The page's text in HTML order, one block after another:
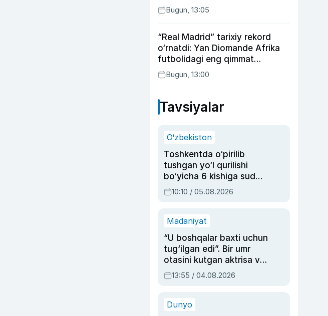
suhbatlashdi
Bugun, 13:05
“Real Madrid” tarixiy rekord
o‘rnatdi: Yan Diomande Afrika
futbolidagi eng qimmat
transferga aylandi
Bugun, 13:00
Tavsiyalar
O‘zbekiston
Toshkentda o‘pirilib
tushgan yo‘l qurilishi
bo‘yicha 6 kishiga sud
hukmi o‘qildi
10:10 / 05.08.2026
Madaniyat
“U boshqalar baxti uchun
tug‘ilgan edi”. Bir umr
otasini kutgan aktrisa va
dublyaj ustasi Rimma
Ahmedovaning
13:55 / 04.08.2026
Dunyo